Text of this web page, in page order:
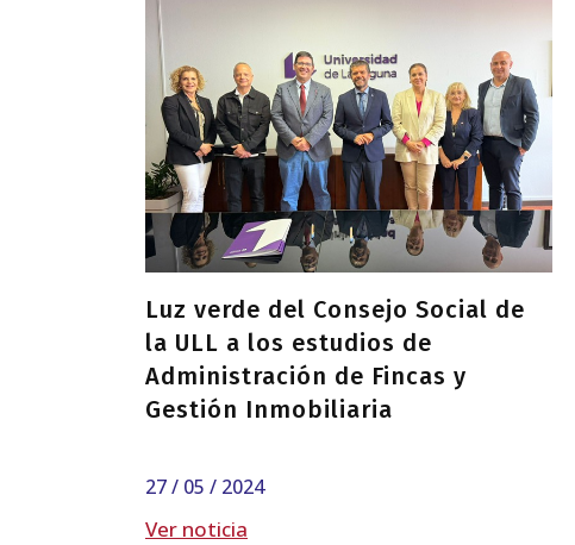
Luz verde del Consejo Social de
la ULL a los estudios de
Administración de Fincas y
Gestión Inmobiliaria
27 / 05 / 2024
Ver noticia